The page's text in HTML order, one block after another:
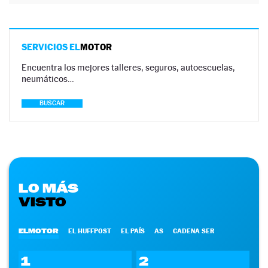
SERVICIOS ELMOTOR
Encuentra los mejores talleres, seguros, autoescuelas,
neumáticos…
BUSCAR
LO MÁS
VISTO
ELMOTOR EL HUFFPOST EL PAÍS AS CADENA SER
1 2